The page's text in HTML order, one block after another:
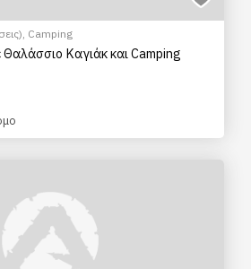
, Camping
Καγιάκ και Camping